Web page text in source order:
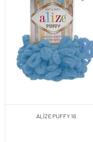
ALİZE PUFFY 16